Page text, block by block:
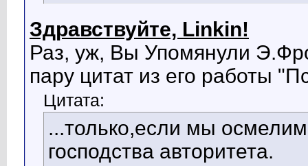
Здравствуйте, Linkin!
Раз, уж, Вы Упомянули
пару цитат из его работы
Цитата:
...только,если мы
господства авторитета.